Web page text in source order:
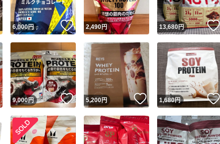
いいね！
6,000円 いいね！
2,490円 13,680円
9,000円 いいね！
5,200円 いいね！
1,680円